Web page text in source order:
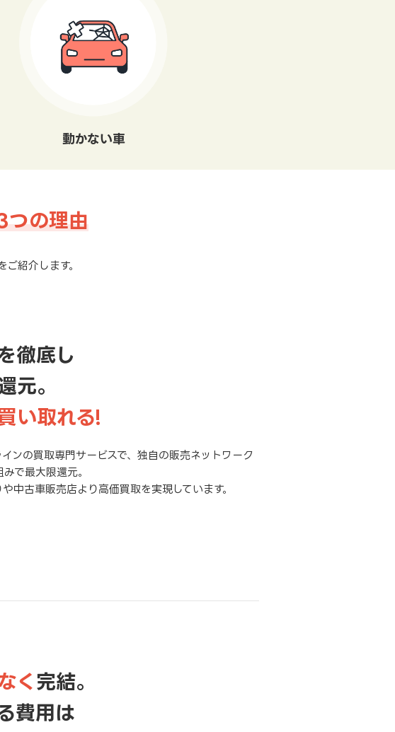
動かない車
つの理由
紹介します。
徹底し
元。
い取れる!
ンの買取専門サービスで、独自の販売ネットワーク
で最大限還元。
中古車販売店より高価買取を実現しています。
く 完結。
費用は